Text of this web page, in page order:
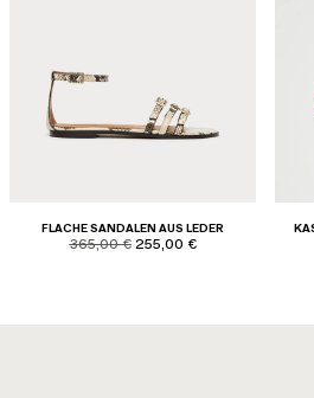
FLACHE SANDALEN AUS LEDER
product.price.original
365,00 € product.price.sale
255,00 €